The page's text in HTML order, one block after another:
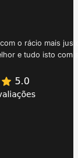
o rácio mais
e tudo isto